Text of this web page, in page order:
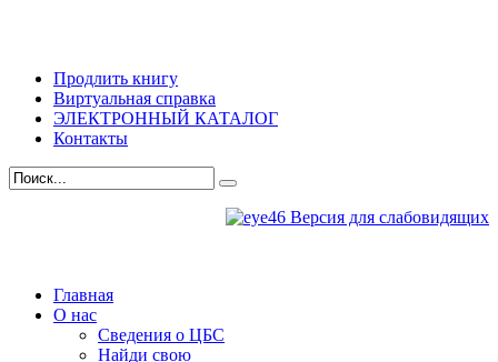
Продлить книгу
Виртуальная справка
ЭЛЕКТРОННЫЙ КАТАЛОГ
Контакты
Версия для слабовидящих
Главная
О нас
Сведения о ЦБС
Найди свою